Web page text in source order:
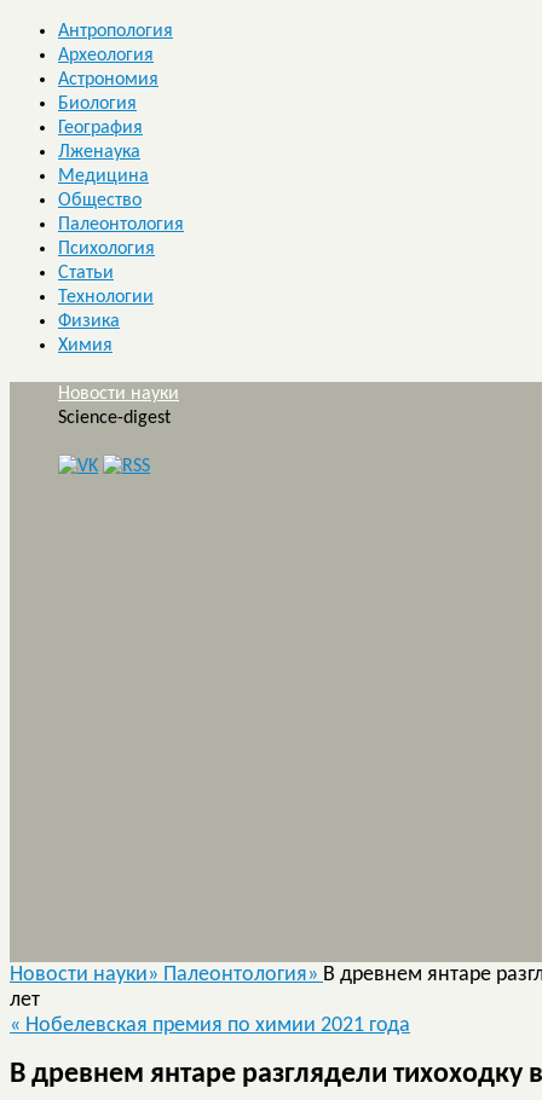
Антропология
Археология
Астрономия
Биология
География
Лженаука
Медицина
Общество
Палеонтология
Психология
Статьи
Технологии
Физика
Химия
Новости науки
Science-digest
Новости науки» Палеонтология» В древнем янтаре
лет
« Нобелевская премия по химии 2021 года
В древнем янтаре разглядели тихоходку